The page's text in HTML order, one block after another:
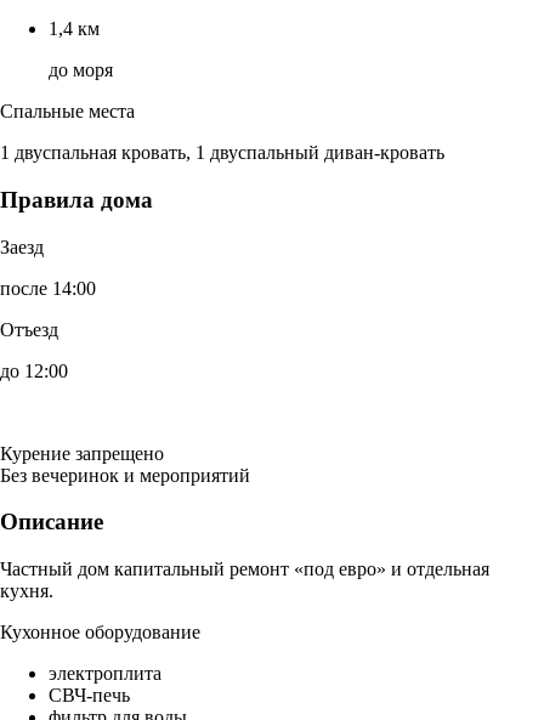
1,4 км
до моря
Спальные места
1 двуспальная кровать, 1 двуспальный диван-кровать
Правила дома
Заезд
после 14:00
Отъезд
до 12:00
Курение запрещено
Без вечеринок и мероприятий
Описание
Частный дом капитальный ремонт «под евро» и отдельная
кухня.
Кухонное оборудование
электроплита
СВЧ-печь